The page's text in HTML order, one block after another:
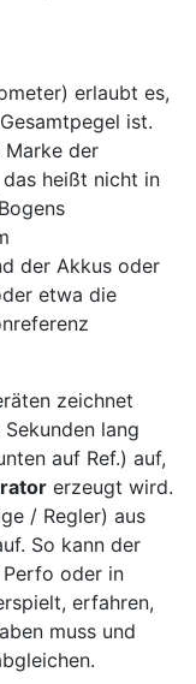
erlaubt es,
ist.
Marke der
heißt nicht in
der Akkus oder
etwa die
zeichnet
lang
auf Ref.) auf,
erzeugt wird.
/ Regler) aus
So kann der
Perfo oder in
erfahren,
muss und